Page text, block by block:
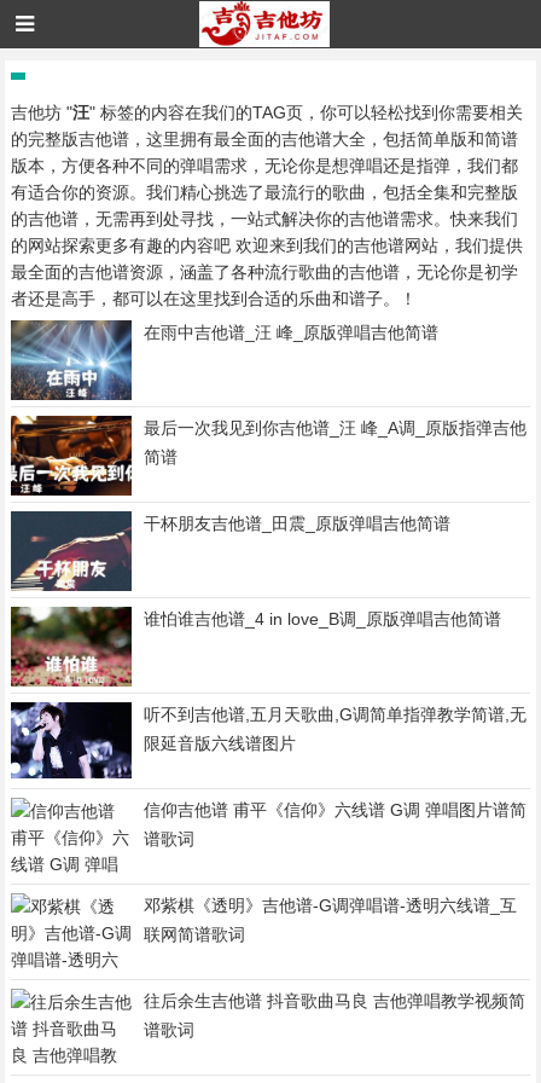
吉他坊 "汪" 标签的内容在我们的TAG页，你可以轻松找到你需要相关
的完整版吉他谱，这里拥有最全面的吉他谱大全，包括简单版和简谱
版本，方便各种不同的弹唱需求，无论你是想弹唱还是指弹，我们都
有适合你的资源。我们精心挑选了最流行的歌曲，包括全集和完整版
的吉他谱，无需再到处寻找，一站式解决你的吉他谱需求。快来我们
的网站探索更多有趣的内容吧 欢迎来到我们的吉他谱网站，我们提供
最全面的吉他谱资源，涵盖了各种流行歌曲的吉他谱，无论你是初学
者还是高手，都可以在这里找到合适的乐曲和谱子。！
在雨中吉他谱_汪 峰_原版弹唱吉他简谱
最后一次我见到你吉他谱_汪 峰_A调_原版指弹吉他
简谱
干杯朋友吉他谱_田震_原版弹唱吉他简谱
谁怕谁吉他谱_4 in love_B调_原版弹唱吉他简谱
听不到吉他谱,五月天歌曲,G调简单指弹教学简谱,无
限延音版六线谱图片
信仰吉他谱 甫平《信仰》六线谱 G调 弹唱图片谱简
谱歌词
邓紫棋《透明》吉他谱-G调弹唱谱-透明六线谱_互
联网简谱歌词
往后余生吉他谱 抖音歌曲马良 吉他弹唱教学视频简
谱歌词